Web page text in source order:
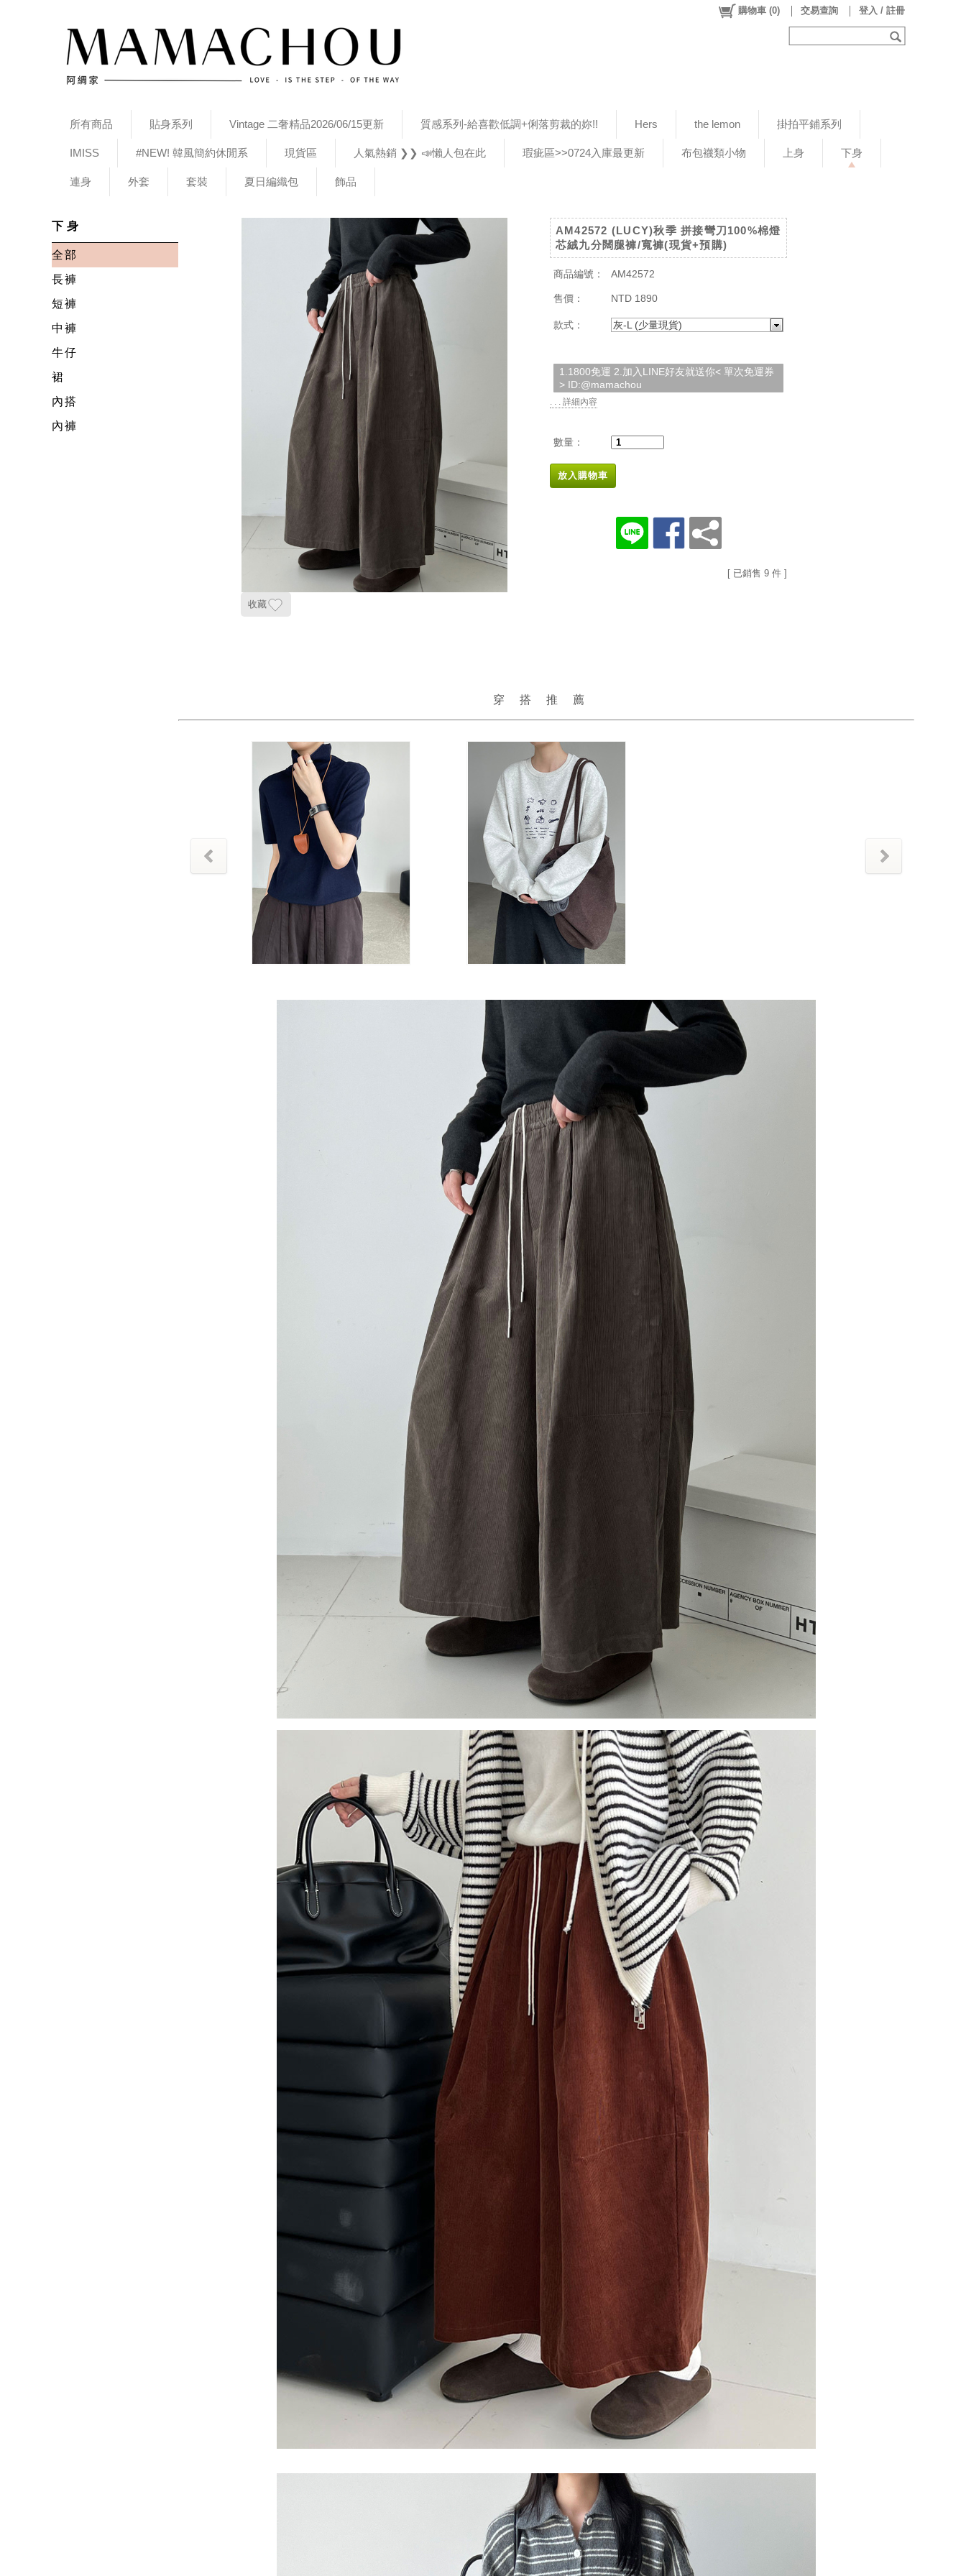
所有商品 貼身系列 Vintage 二奢精品2026/06/15更新 質感系列-給喜歡低調+俐落剪裁的妳!! Hers the lemon 掛拍平鋪系列
IMISS #NEW! 韓風簡約休閒系 現貨區 人氣熱銷 ❯❯ 📣懶人包在此 瑕疵區>>0724入庫最更新 布包襪類小物 上身 下身
連身 外套 套裝 夏日編織包 飾品
購物車 (0) 交易查詢 登入 / 註冊
下身
全部
長褲
短褲
中褲
牛仔
裙
內搭
內褲
收藏
AM42572 (LUCY)秋季 拼接彎刀100%棉燈
芯絨九分闊腿褲/寬褲(現貨+預購)
商品編號： AM42572
售價： NTD 1890
款式： 灰-L (少量現貨)
1.1800免運 2.加入LINE好友就送你< 單次免運券
> ID:@mamachou
. . . 詳細內容
數量：
放入購物車
[ 已銷售 9 件 ]